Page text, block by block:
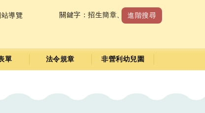
導覽 進階搜尋
關鍵字： 招生簡章、 收退費標準
單 法令規章 非營利幼兒園